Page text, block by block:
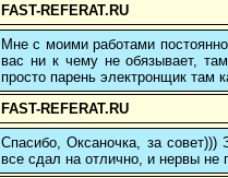
FAST-REFERAT.RU
Мне с моими работами
вас ни к чему не обязывает,
просто парень электронщик там
FAST-REFERAT.RU
Спасибо, Оксаночка, за совет)))
все сдал на отлично, и нервы не